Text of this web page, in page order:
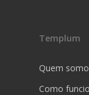
Templum
Quem
Como